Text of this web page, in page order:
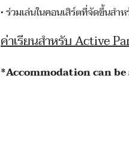
•ร่วมเล่นในคอนเสิร์ตที่จัดขึ้นสำ
ค่าเรียนสำหรับ Active
*Accommodation can